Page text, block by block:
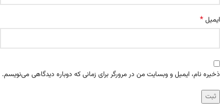
ایمیل*
ذخیره نام، ایمیل و وبسایت من در مرورگر برای زمانی که دوباره دیدگاهی می‌نویسم.